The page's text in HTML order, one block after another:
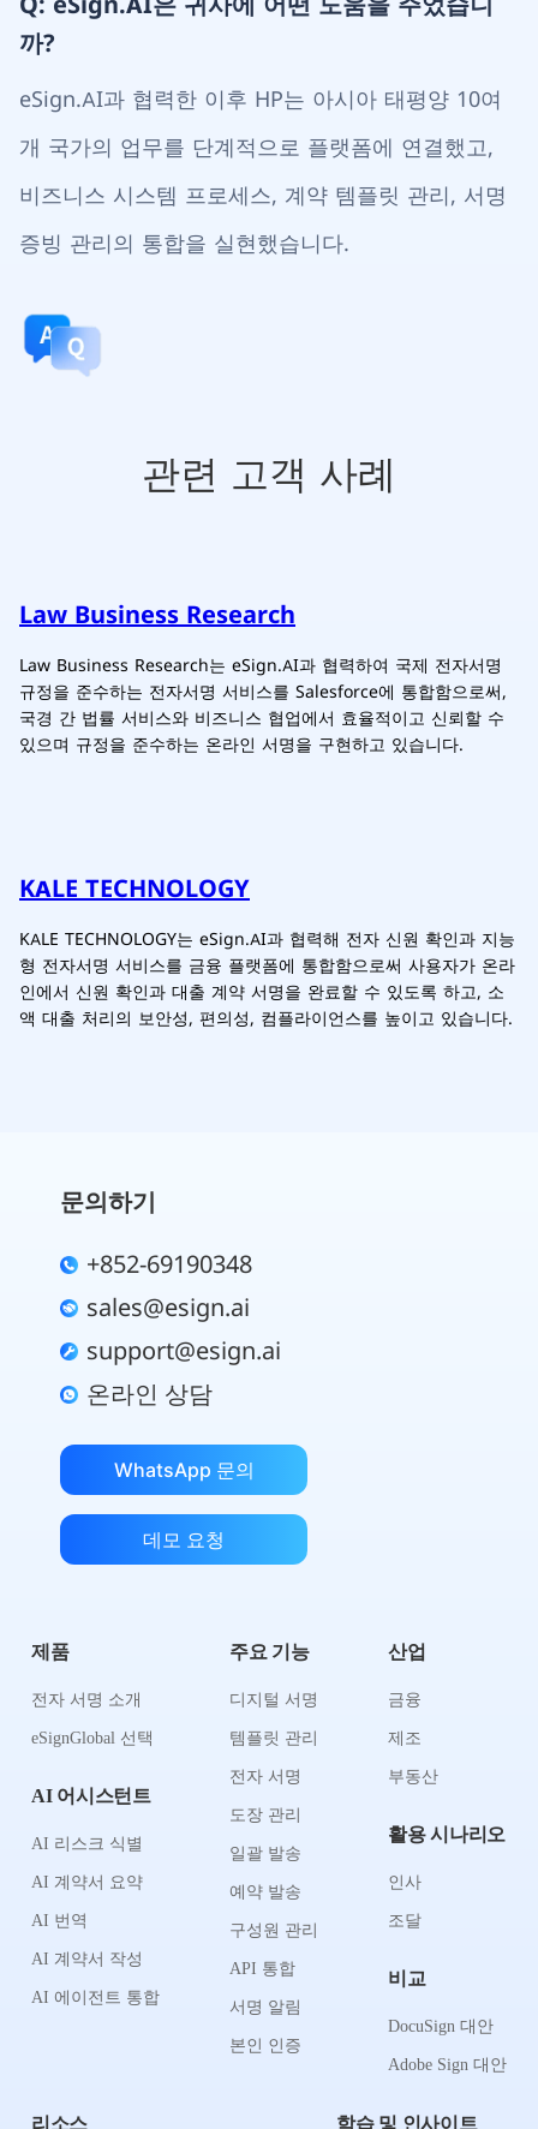
까?
eSign.AI과 협력한 이후 HP는 아시아 태평양 10여
개 국가의 업무를 단계적으로 플랫폼에 연결했고,
비즈니스 시스템 프로세스, 계약 템플릿 관리, 서명
증빙 관리의 통합을 실현했습니다.
관련 고객 사례
Law Business Research
Law Business Research는 eSign.AI과 협력하여 국제 전자서명
규정을 준수하는 전자서명 서비스를 Salesforce에 통합함으로써,
국경 간 법률 서비스와 비즈니스 협업에서 효율적이고 신뢰할 수
있으며 규정을 준수하는 온라인 서명을 구현하고 있습니다.
KALE TECHNOLOGY
KALE TECHNOLOGY는 eSign.AI과 협력해 전자 신원 확인과 지능
형 전자서명 서비스를 금융 플랫폼에 통합함으로써 사용자가 온라
인에서 신원 확인과 대출 계약 서명을 완료할 수 있도록 하고, 소
액 대출 처리의 보안성, 편의성, 컴플라이언스를 높이고 있습니다.
문의하기
+852-69190348
sales@esign.ai
support@esign.ai
온라인 상담
WhatsApp 문의
데모 요청
제품
전자 서명 소개
eSignGlobal 선택
AI 어시스턴트
AI 리스크 식별
AI 계약서 요약
AI 번역
AI 계약서 작성
AI 에이전트 통합
주요 기능
디지털 서명
템플릿 관리
전자 서명
도장 관리
일괄 발송
예약 발송
구성원 관리
API 통합
서명 알림
본인 인증
산업
금융
제조
부동산
활용 시나리오
인사
조달
비교
DocuSign 대안
Adobe Sign 대안
리소스 학습 및 인사이트